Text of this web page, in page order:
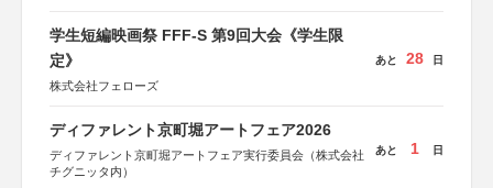
学生短編映画祭 FFF-S 第9回大会《学生限
定》
株式会社フェローズ
あと 28 日
ディファレント京町堀アートフェア2026
ディファレント京町堀アートフェア実行委員会（株式会社
チグニッタ内）
あと 1 日